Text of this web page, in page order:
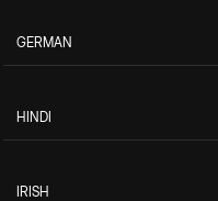
GERMAN
HINDI
IRISH